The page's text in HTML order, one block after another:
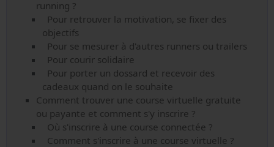
running ?
Pour retrouver la motivation, se fixer des
objectifs
Pour se mesurer à d'autres runners ou trailers
Pour courir solidaire
Pour porter un dossard et recevoir des
cadeaux quand on le souhaite
Comment trouver une course virtuelle gratuite
ou payante et comment s'y inscrire ?
Où s'inscrire à une course connectée ?
Comment s'inscrire à une course virtuelle ?